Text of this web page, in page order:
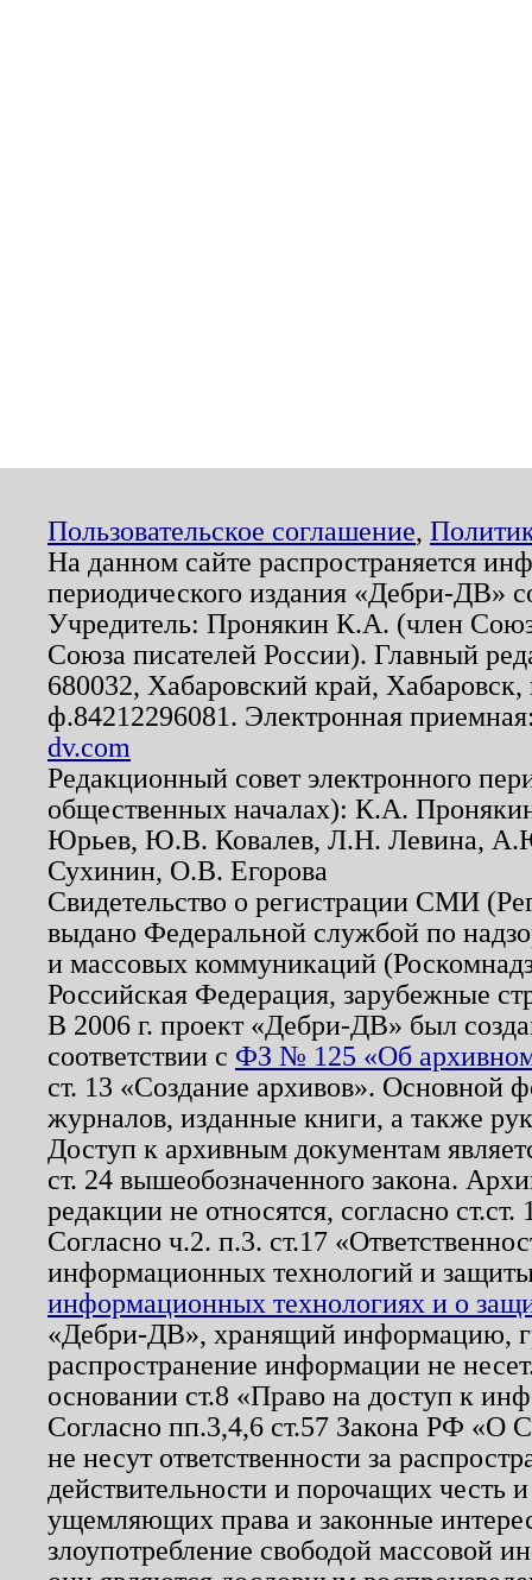
Пользовательское соглашение,
На данном сайте распространяется
периодического издания «Дебри-ДВ»
Учредитель: Пронякин К.А. (член
Союза писателей России). Главный
680032, Хабаровский край,
ф.84212296081. Электронная
dv.com
Редакционный совет электронного
общественных началах): К.А.
Юрьев, Ю.В. Ковалев, Л.Н. Левина,
Сухинин, О.В. Егорова
Свидетельство о регистрации СМИ
выдано Федеральной службой по
и массовых коммуникаций
Российская Федерация, зарубежные
В 2006 г. проект «Дебри-ДВ» был
соответствии с ФЗ № 125 «Об
ст. 13 «Создание архивов». Основной
журналов, изданные книги, а также
Доступ к архивным документам
ст. 24 вышеобозначенного закона.
редакции не относятся, согласно
Согласно ч.2. п.3. ст.17
информационных технологий и
информационных технологиях и о
«Дебри-ДВ», хранящий информацию,
распространение информации не
основании ст.8 «Право на доступ к
Согласно пп.3,4,6 ст.57 Закона РФ «О
не несут ответственности за
действительности и порочащих честь
ущемляющих права и законные
злоупотребление свободой массовой